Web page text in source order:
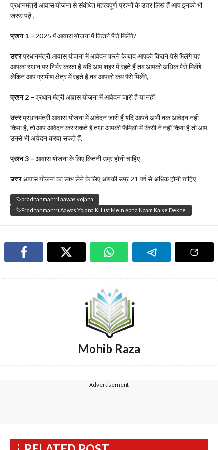
प्रधानमंत्री आवास योजना से संबंधित महत्वपूर्ण प्रश्नों के उत्तर लिखे हैं आप इनको भी
जरूर पढ़ें ,
प्रश्न 1 – 2025 में आवास योजना में कितने पैसे मिलेंगे?
उत्तरप्रधानमंत्री आवास योजना में आवेदन करने के बाद आपको कितने पैसे मिलेंगे यह
आपका स्थान पर निर्भर करता है यदि आप शहर में रहते हैं तब आपको अधिक पैसे मिलेंगे
लेकिन आप ग्रामीण क्षेत्र में रहते हैं तब आपको कम पैसे मिलेंगे,
प्रश्न 2 – प्रधान मंत्री आवास योजना में आवेदन जारी है या नहीं
उत्तरप्रधानमंत्री आवास योजना में आवेदन जारी हैं यदि आपने अभी तक आवेदन नहीं
किया है, तो आप आवेदन कर सकते हैं तथा आपकी फैमिली में किसी ने नहीं किया है तो आप
उनसे भी आवेदन करवा सकते हैं,
प्रश्न 3 – आवास योजना के लिए कितनी उम्र होनी चाहिए
उत्तरआवास योजना का लाभ लेने के लिए आपकी उम्र 21 वर्ष से अधिक होनी चाहिए
pradhanmantri aawas yojana
Pradhanmantri Aawas Yojana Ki List Mein Apna Naam Kaise Dekhe
Mohib Raza
---Advertisement---